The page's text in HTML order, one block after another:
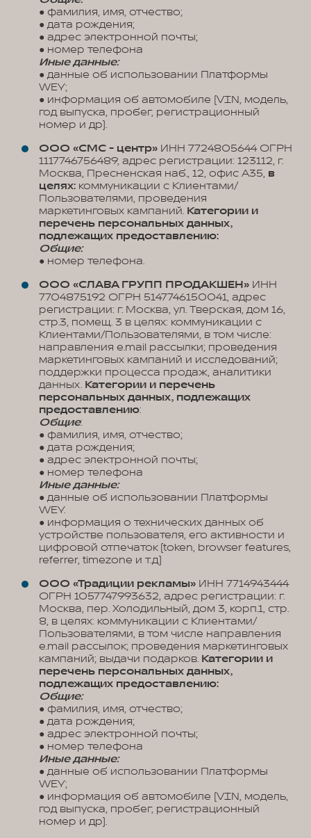
● фамилия, имя, отчество;
● дата рождения;
● адрес электронной почты;
● номер телефона
Иные данные:
● данные об использовании Платформы
WEY;
● информация об автомобиле (VIN, модель,
год выпуска, пробег, регистрационный
номер и др).
ООО «СМС - центр» ИНН 7724805644 ОГРН
1117746756489, адрес регистрации: 123112, г.
Москва, Пресненская наб., 12, офис А35, в
целях: коммуникации с Клиентами/
Пользователями, проведения
маркетинговых кампаний. Категории и
перечень персональных данных,
подлежащих предоставлению:
Общие:
● номер телефона.
ООО «СЛАВА ГРУПП ПРОДАКШЕН» ИНН
7704875192 ОГРН 5147746150041, адрес
регистрации: г. Москва, ул. Тверская, дом 16,
стр.3, помещ. 3 в целях: коммуникации с
Клиентами/Пользователями, в том числе:
направления e.mail рассылки; проведения
маркетинговых кампаний и исследований;
поддержки процесса продаж, аналитики
данных. Категории и перечень
персональных данных, подлежащих
предоставлению:
Общие:
● фамилия, имя, отчество;
● дата рождения;
● адрес электронной почты;
● номер телефона
Иные данные:
● данные об использовании Платформы
WEY.
● информация о технических данных об
устройстве пользователя, его активности и
цифровой отпечаток (token, browser features,
referrer, timezone и т.д)
ООО «Традиции рекламы» ИНН 7714943444
ОГРН 1057747993632, адрес регистрации: г.
Москва, пер. Холодильный, дом 3, корп.1, стр.
8, в целях: коммуникации с Клиентами/
Пользователями, в том числе направления
e.mail рассылок; проведения маркетинговых
кампаний; выдачи подарков. Категории и
перечень персональных данных,
подлежащих предоставлению:
Общие:
● фамилия, имя, отчество;
● дата рождения;
● адрес электронной почты;
● номер телефона
Иные данные:
● данные об использовании Платформы
WEY;
● информация об автомобиле (VIN, модель,
год выпуска, пробег, регистрационный
номер и др).